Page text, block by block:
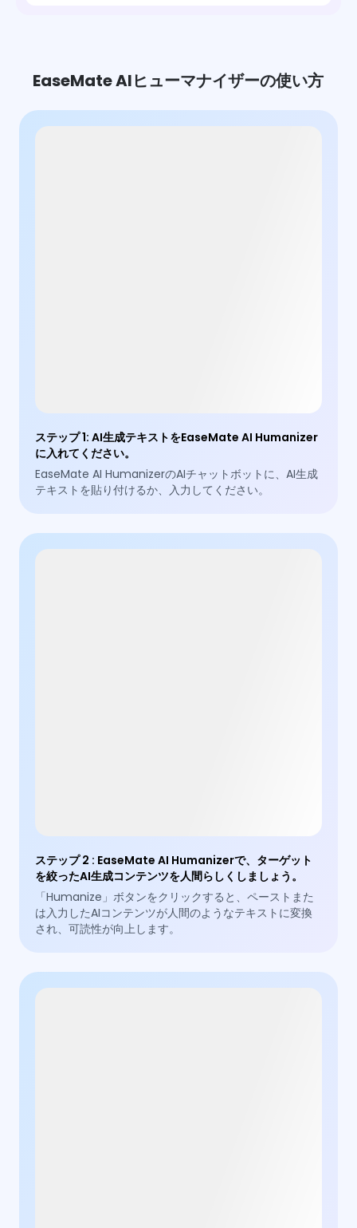
EaseMate AIヒューマナイザーの使い方
ステップ 1:AI生成テキストをEaseMate AI Humanizer
に入れてください。
EaseMate AI HumanizerのAIチャットボットに、AI生成
テキストを貼り付けるか、入力してください。
ステップ 2 : EaseMate AI Humanizerで、ターゲット
を絞ったAI生成コンテンツを人間らしくしましょう。
「Humanize」ボタンをクリックすると、ペーストまた
は入力したAIコンテンツが人間のようなテキストに変換
され、可読性が向上します。